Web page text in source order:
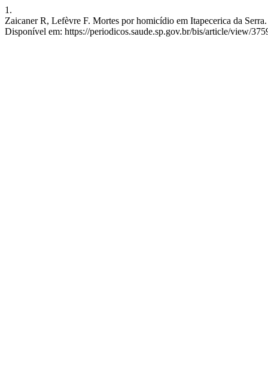
1.
Zaicaner R, Lefèvre F. Mortes por homicídio em Itapecerica da
Disponível em: https://periodicos.saude.sp.gov.br/bis/article/view/